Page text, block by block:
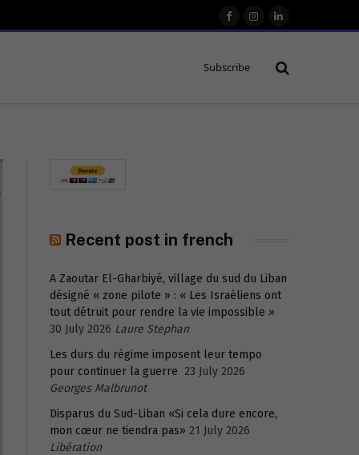
FacebookInstagram
LinkedIn
Subscribe
Recent post in french
A Zaoutar El-Gharbiyé, village du sud du Liban
désigné « zone pilote » : « Les Israéliens ont
tout détruit pour rendre la vie impossible »
30 July 2026 Laure Stephan
Les durs du régime imposent leur tempo
pour continuer la guerre 23 July 2026
Georges Malbrunot
Disparus du Sud-Liban «Si cela dure encore,
mon cœur ne tiendra pas» 21 July 2026
Libération